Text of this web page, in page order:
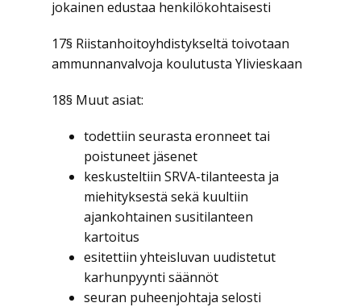
jokainen edustaa henkilökohtaisesti
17§ Riistanhoitoyhdistykseltä toivotaan
ammunnanvalvoja koulutusta Ylivieskaan
18§ Muut asiat:
todettiin seurasta eronneet tai
poistuneet jäsenet
keskusteltiin SRVA-tilanteesta ja
miehityksestä sekä kuultiin
ajankohtainen susitilanteen
kartoitus
esitettiin yhteisluvan uudistetut
karhunpyynti säännöt
seuran puheenjohtaja selosti